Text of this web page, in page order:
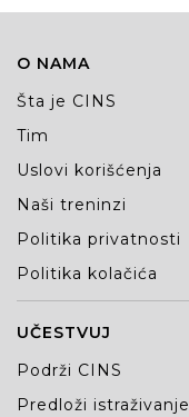
O NAMA
Šta je CINS
Tim
Uslovi korišćenja
Naši treninzi
Politika privatnosti
Politika kolačića
UČESTVUJ
Podrži CINS
Predloži istraživanje